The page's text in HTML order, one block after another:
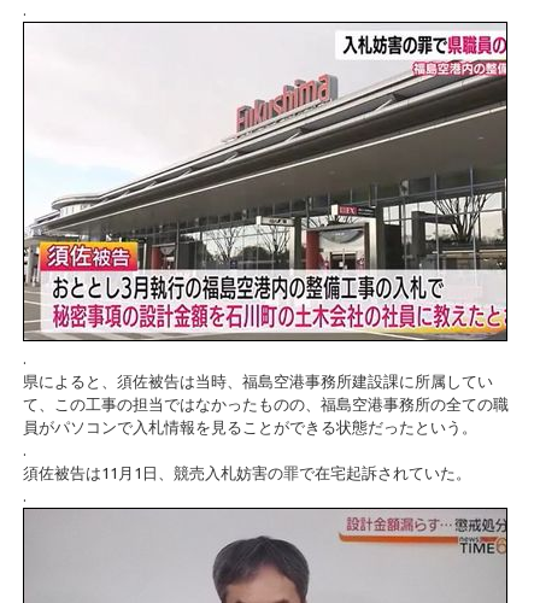
.
.
県によると、須佐被告は当時、福島空港事務所建設課に所属してい
て、この工事の担当ではなかったものの、福島空港事務所の全ての職
員がパソコンで入札情報を見ることができる状態だったという。
.
須佐被告は11月1日、競売入札妨害の罪で在宅起訴されていた。
.